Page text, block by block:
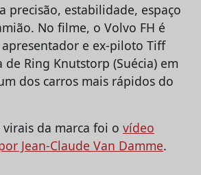
precisão, estabilidade, espaço
No filme, o Volvo FH é
e ex-piloto Tiff
Ring Knutstorp (Suécia) em
dos carros mais rápidos do
da marca foi o vídeo
Jean-Claude Van Damme.